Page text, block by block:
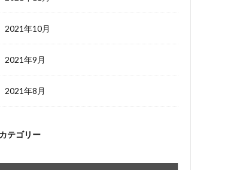
2021年10月
2021年9月
2021年8月
カテゴリー